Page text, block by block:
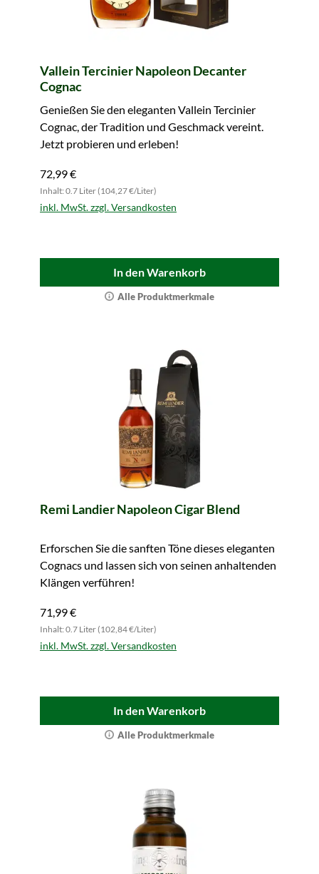
Vallein Tercinier Napoleon Decanter
Cognac
Genießen Sie den eleganten Vallein Tercinier
Cognac, der Tradition und Geschmack vereint.
Jetzt probieren und erleben!
72,99 €
Inhalt: 0.7 Liter (104,27 €/Liter)
inkl. MwSt. zzgl. Versandkosten
In den Warenkorb
Alle Produktmerkmale
Remi Landier Napoleon Cigar Blend
Erforschen Sie die sanften Töne dieses eleganten
Cognacs und lassen sich von seinen anhaltenden
Klängen verführen!
71,99 €
Inhalt: 0.7 Liter (102,84 €/Liter)
inkl. MwSt. zzgl. Versandkosten
In den Warenkorb
Alle Produktmerkmale